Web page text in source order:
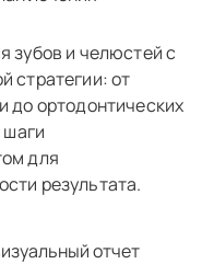
зубов и челюстей с
стратегии: от
до ортодонтических
шаги
для
результата.
отчет